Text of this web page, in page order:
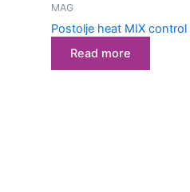
MAG
Postolje heat MIX control
Read more